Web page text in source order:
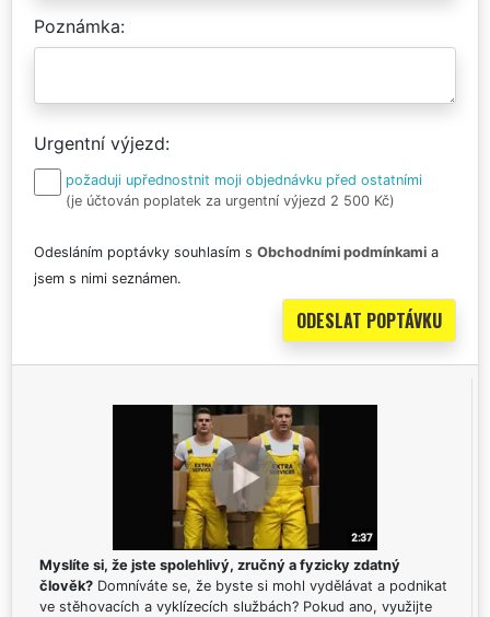
Poznámka
Urgentní výjezd
požaduji upřednostnit moji objednávku před ostatními
(je účtován poplatek za urgentní výjezd 2 500 Kč)
Odesláním poptávky souhlasím s Obchodními podmínkami a
jsem s nimi seznámen.
Myslíte si, že jste spolehlivý, zručný a fyzicky zdatný
člověk? Domníváte se, že byste si mohl vydělávat a podnikat
ve stěhovacích a vyklízecích službách? Pokud ano, využijte